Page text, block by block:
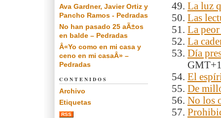
La luz
Las
La
La
Día
El
De
No los
Ava Gardner, Javier Ortiz y
Pancho Ramos - Pedradas
No han pasado 25 aÃ±os
en balde – Pedradas
Â«Yo como en mi casa y
ceno en mi casaÂ» –
Pedradas
CONTENIDOS
Archivo
Etiquetas
RSS